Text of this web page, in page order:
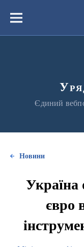
вмістуМеню
Єдиний
Новини
Україна
євро